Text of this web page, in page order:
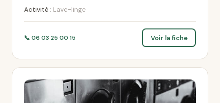
Activité : Lave-linge
📞 06 03 25 00 15 Voir la fiche